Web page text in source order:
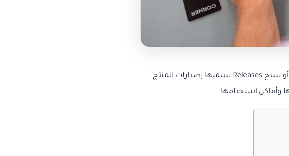
من الناحية التطويرية ينظر للمنتج الرقمي على أنه يبنى على عدة مراحل أو نسخ Releases نسميها إصدارات المنتج